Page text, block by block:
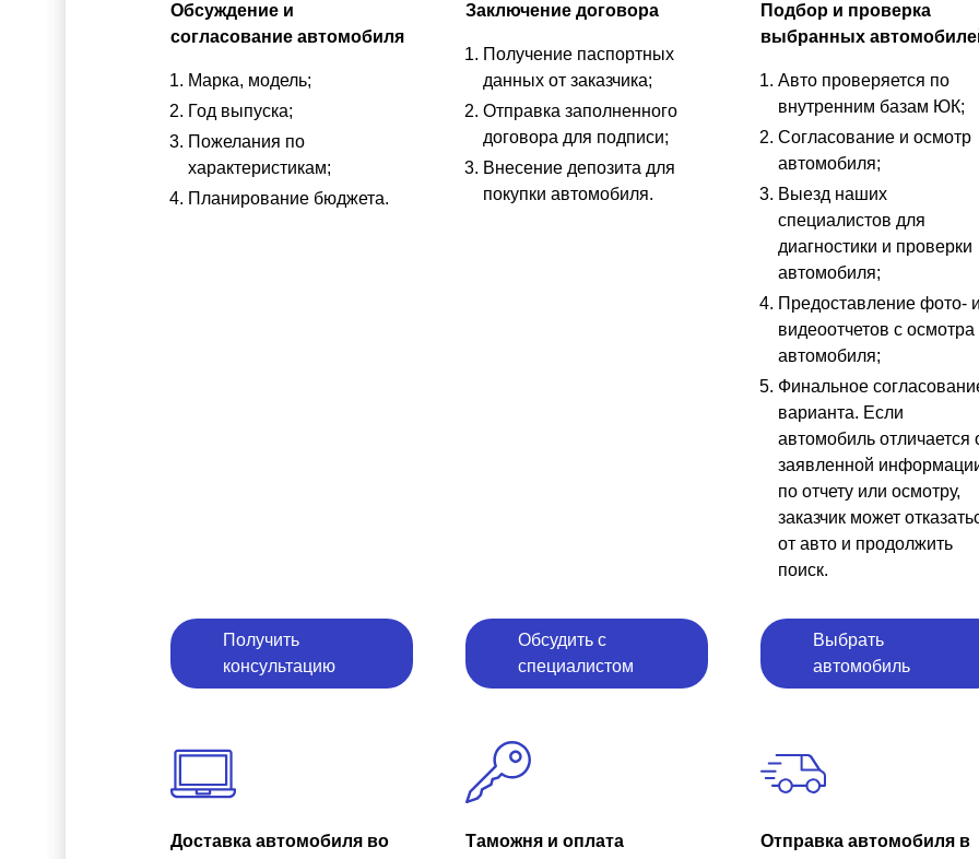
Обсуждение и
согласование автомобиля
Марка, модель;
Год выпуска;
Пожелания по
характеристикам;
Планирование бюджета.
Получить
консультацию
Заключение договора
Получение паспортных
данных от заказчика;
Отправка заполненного
договора для подписи;
Внесение депозита для
покупки автомобиля.
Обсудить с
специалистом
Подбор и проверка
выбранных
Авто проверяется по
внутренним базам ЮК;
Согласование и осмотр
автомобиля;
Выезд наших
специалистов для
диагностики и проверки
автомобиля;
Предоставление фото- и
видеоотчетов с осмотра
автомобиля;
Финальное
варианта. Если
автомобиль отличается
заявленной
по отчету или осмотру,
заказчик может
от авто и продолжить
поиск.
Выбрать
автомобиль
Доставка автомобиля во
Таможня и оплата
Отправка автомобиля в